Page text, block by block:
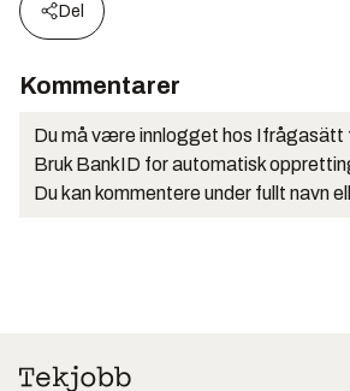
Del
Kommentarer
Du må være innlogget hos Ifrågasätt
Bruk BankID for automatisk
Du kan kommentere under fullt navn